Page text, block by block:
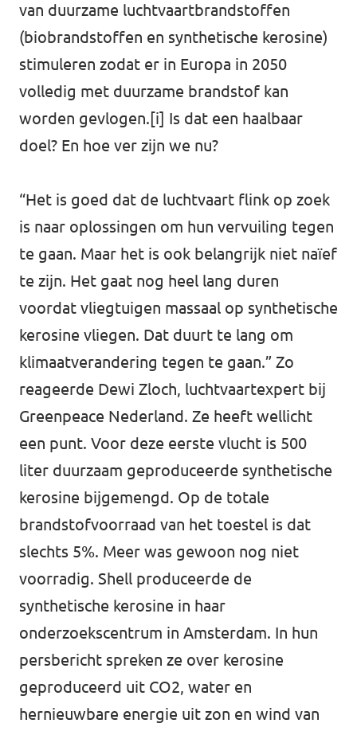
Charge - Wetenschappelijk Platform Volt
van duurzame luchtvaartbrandstoffen
(biobrandstoffen en synthetische kerosine)
stimuleren zodat er in Europa in 2050
volledig met duurzame brandstof kan
worden gevlogen.[i] Is dat een haalbaar
doel? En hoe ver zijn we nu?
“Het is goed dat de luchtvaart flink op zoek
is naar oplossingen om hun vervuiling tegen
te gaan. Maar het is ook belangrijk niet naïef
te zijn. Het gaat nog heel lang duren
voordat vliegtuigen massaal op synthetische
kerosine vliegen. Dat duurt te lang om
klimaatverandering tegen te gaan.” Zo
reageerde Dewi Zloch, luchtvaartexpert bij
Greenpeace Nederland. Ze heeft wellicht
een punt. Voor deze eerste vlucht is 500
liter duurzaam geproduceerde synthetische
kerosine bijgemengd. Op de totale
brandstofvoorraad van het toestel is dat
slechts 5%. Meer was gewoon nog niet
voorradig. Shell produceerde de
synthetische kerosine in haar
onderzoekscentrum in Amsterdam. In hun
persbericht spreken ze over kerosine
geproduceerd uit CO2, water en
hernieuwbare energie uit zon en wind van